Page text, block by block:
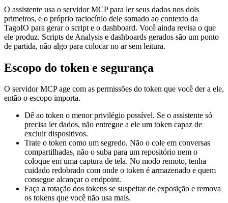
O assistente usa o servidor MCP para ler seus dados nos dois
primeiros, e o próprio raciocínio dele somado ao contexto da
TagoIO para gerar o script e o dashboard. Você ainda revisa o que
ele produz. Scripts de Analysis e dashboards gerados são um ponto
de partida, não algo para colocar no ar sem leitura.
Escopo do token e segurança
O servidor MCP age com as permissões do token que você der a ele,
então o escopo importa.
Dê ao token o menor privilégio possível. Se o assistente só
precisa ler dados, não entregue a ele um token capaz de
excluir dispositivos.
Trate o token como um segredo. Não o cole em conversas
compartilhadas, não o suba para um repositório nem o
coloque em uma captura de tela. No modo remoto, tenha
cuidado redobrado com onde o token é armazenado e quem
consegue alcançar o endpoint.
Faça a rotação dos tokens se suspeitar de exposição e remova
os tokens que você não usa mais.